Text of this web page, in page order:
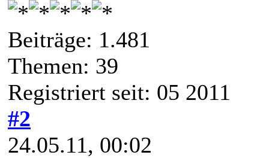
Beiträge: 1.481
Themen: 39
Registriert seit: 05 2011
#2
24.05.11, 00:02